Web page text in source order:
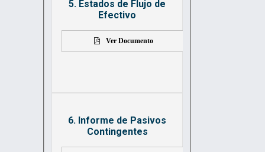
5. Estados de Flujo de
Efectivo
Ver Documento
6. Informe de Pasivos
Contingentes